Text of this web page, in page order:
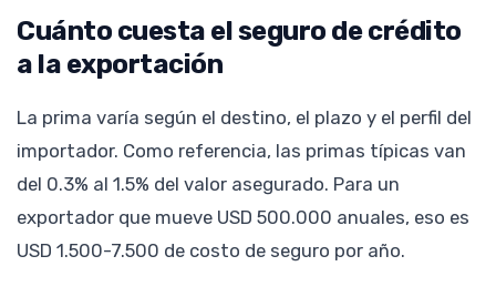
Cuánto cuesta el seguro de crédito
a la exportación
La prima varía según el destino, el plazo y el perfil del
importador. Como referencia, las primas típicas van
del 0.3% al 1.5% del valor asegurado. Para un
exportador que mueve USD 500.000 anuales, eso es
USD 1.500-7.500 de costo de seguro por año.